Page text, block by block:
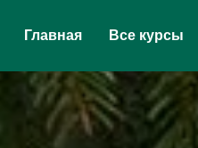
Главная Все курсы